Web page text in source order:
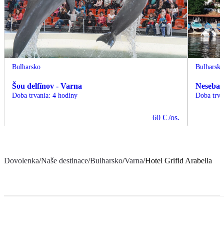
Bulharsko
Šou delfínov - Varna
Doba trvania: 4 hodiny
60 € /os.
Bulharsko
Doba
Dovolenka/Naše destinace/Bulharsko/Varna/Hotel Grifid Arabella